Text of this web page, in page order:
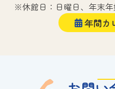
※休館日：日曜日、年末
年間カ